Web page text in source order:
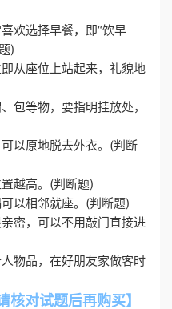
欢选择早餐，即“饮早
)
从座位上站起来，礼貌地
包等物，要指明挂放处，
以原地脱去外衣。(判断
越高。(判断题)
以相邻就座。(判断题)
密，可以不用敲门直接进
物品，在好朋友家做客时
核对试题后再购买】